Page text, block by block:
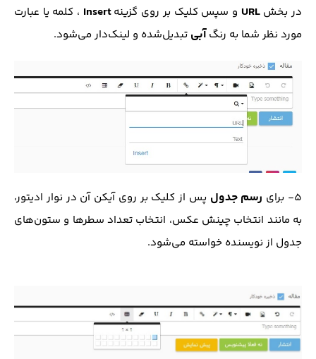
در بخشURL و سپس کلیک بر روی گزینهInsert
، کلمه یا عبارت
مورد نظر شما به رنگآبی تبدیل‌شده و لینک‌دار می‌شود.
5- برای رسم جدول پس از کلیک بر روی آیکن آن در نوار ادیتور،
به مانند انتخاب چینش عکس، انتخاب تعداد سطر‌ها و ستون‌های
جدول از نویسنده خواسته می‌شود.